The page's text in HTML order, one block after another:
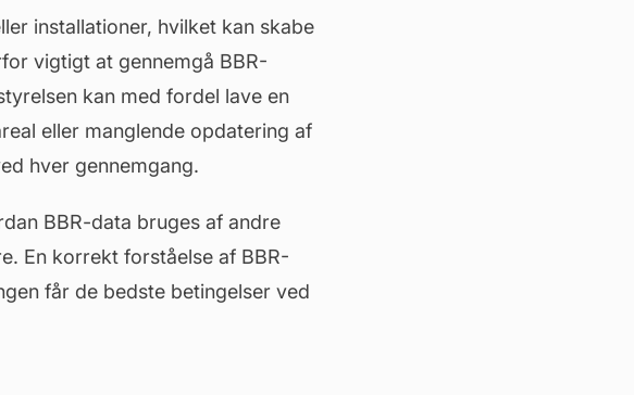
installationer, hvilket kan skabe
vigtigt at gennemgå BBR-
kan med fordel lave en
eller manglende opdatering af
hver gennemgang.
BBR-data bruges af andre
. En korrekt forståelse af BBR-
får de bedste betingelser ved